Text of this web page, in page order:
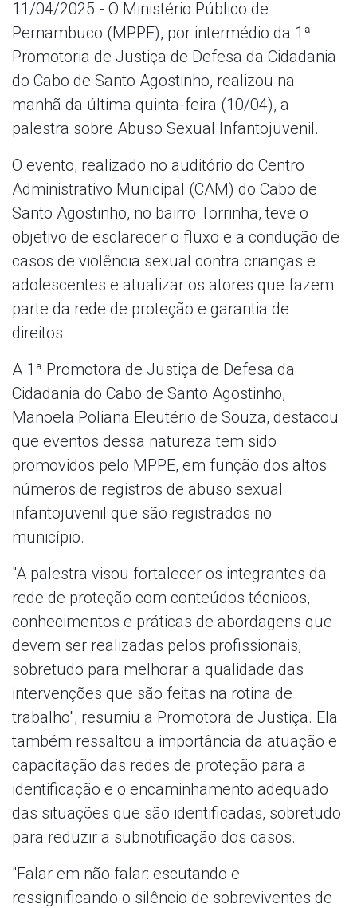
11/04/2025 - O Ministério Público de
Pernambuco (MPPE), por intermédio da 1ª
Promotoria de Justiça de Defesa da Cidadania
do Cabo de Santo Agostinho, realizou na
manhã da última quinta-feira (10/04), a
palestra sobre Abuso Sexual Infantojuvenil.
O evento, realizado no auditório do Centro
Administrativo Municipal (CAM) do Cabo de
Santo Agostinho, no bairro Torrinha, teve o
objetivo de esclarecer o fluxo e a condução de
casos de violência sexual contra crianças e
adolescentes e atualizar os atores que fazem
parte da rede de proteção e garantia de
direitos.
A 1ª Promotora de Justiça de Defesa da
Cidadania do Cabo de Santo Agostinho,
Manoela Poliana Eleutério de Souza, destacou
que eventos dessa natureza tem sido
promovidos pelo MPPE, em função dos altos
números de registros de abuso sexual
infantojuvenil que são registrados no
município.
"A palestra visou fortalecer os integrantes da
rede de proteção com conteúdos técnicos,
conhecimentos e práticas de abordagens que
devem ser realizadas pelos profissionais,
sobretudo para melhorar a qualidade das
intervenções que são feitas na rotina de
trabalho", resumiu a Promotora de Justiça. Ela
também ressaltou a importância da atuação e
capacitação das redes de proteção para a
identificação e o encaminhamento adequado
das situações que são identificadas, sobretudo
para reduzir a subnotificação dos casos.
"Falar em não falar: escutando e
ressignificando o silêncio de sobreviventes de